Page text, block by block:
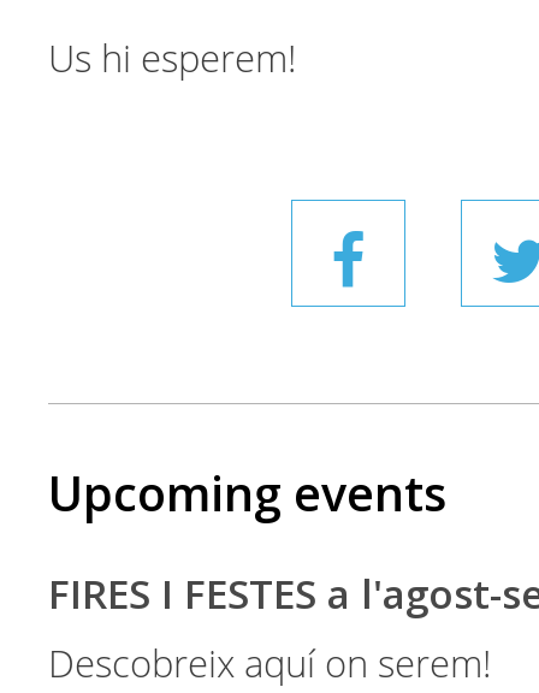
Us hi esperem!
Upcoming events
FIRES I FESTES a l'agost-
Descobreix aquí on serem!